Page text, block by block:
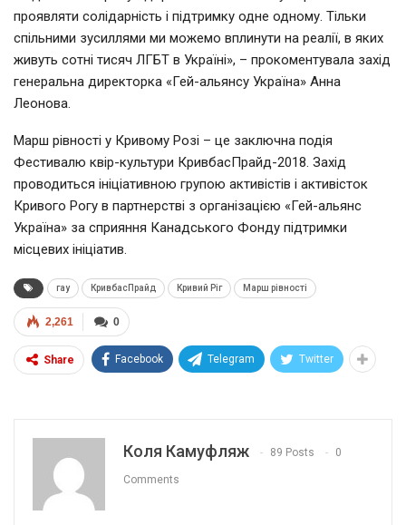
проявляти солідарність і підтримку одне одному. Тільки
спільними зусиллями ми можемо вплинути на реалії, в яких
живуть сотні тисяч ЛГБТ в Україні», – прокоментувала захід
генеральна директорка «Гей-альянсу Україна» Анна
Леонова.
Марш рівності у Кривому Розі – це заключна подія
Фестивалю квір-культури КривбасПрайд-2018. Захід
проводиться ініціативною групою активістів і активісток
Кривого Рогу в партнерстві з організацією «Гей-альянс
Україна» за сприяння Канадського Фонду підтримки
місцевих ініціатив.
гау КривбасПрайд Кривий Ріг Марш рівності
0
2,261
Share Facebook Telegram Twitter
Коля Камуфляж 89 Posts 0
Comments